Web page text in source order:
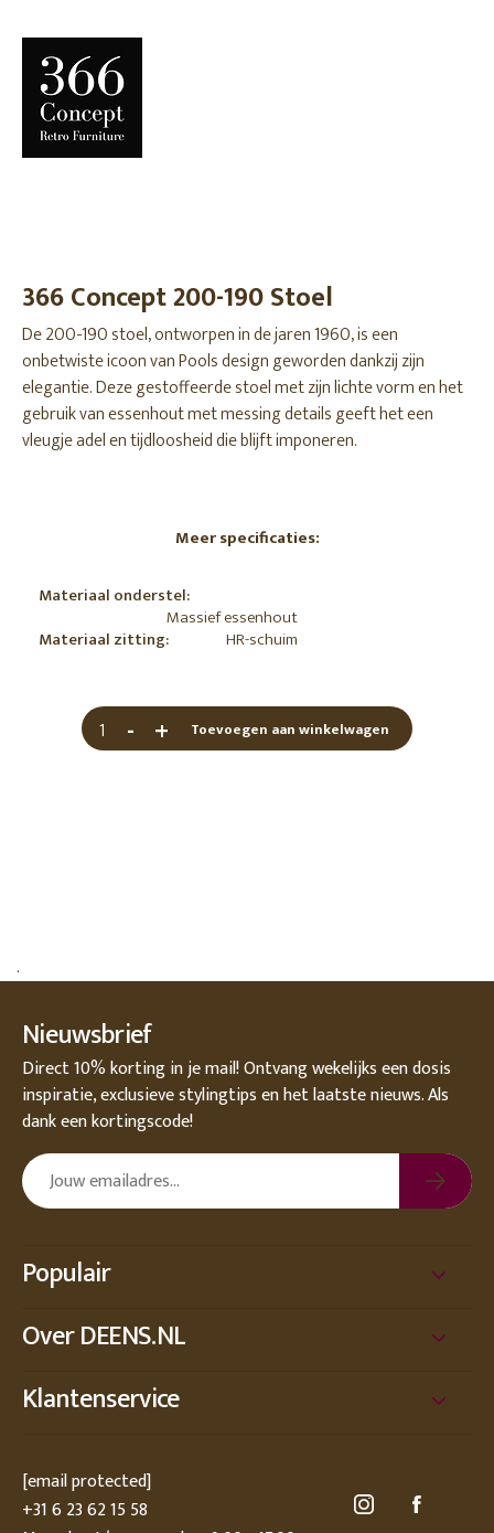
366 Concept 200-190 Stoel
De 200-190 stoel, ontworpen in de jaren 1960, is een
onbetwiste icoon van Pools design geworden dankzij zijn
elegantie. Deze gestoffeerde stoel met zijn lichte vorm en het
gebruik van essenhout met messing details geeft het een
vleugje adel en tijdloosheid die blijft imponeren.
Meer specificaties:
Materiaal onderstel:
Massief essenhout
Materiaal zitting:
HR-schuim
+
- Toevoegen aan winkelwagen
.
Nieuwsbrief
Direct 10% korting in je mail! Ontvang wekelijks een dosis
inspiratie, exclusieve stylingtips en het laatste nieuws. Als
dank een kortingscode!
Populair
Over DEENS.NL
Klantenservice
[email protected]
+31 6 23 62 15 58